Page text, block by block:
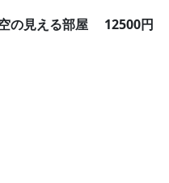
の見える部屋 12500円